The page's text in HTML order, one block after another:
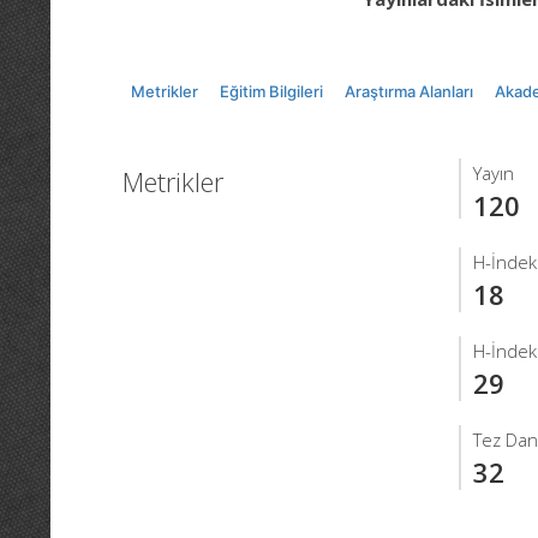
Metrikler Eğitim Bilgileri Araştırma Alanları
Metrikler Yayın
120
H-
18
H-
29
Tez
32